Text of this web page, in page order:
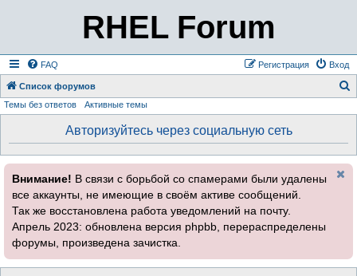
RHEL Forum
FAQ Вход
Регистрация
Список форумов
Темы без ответов Активные темы
Авторизуйтесь через социальную сеть
Внимание! В связи с борьбой со спамерами были удалены
все аккаунты, не имеющие в своём активе сообщений.
Так же восстановлена работа уведомлений на почту.
Апрель 2023: обновлена версия phpbb, перераспределены
форумы, произведена зачистка.